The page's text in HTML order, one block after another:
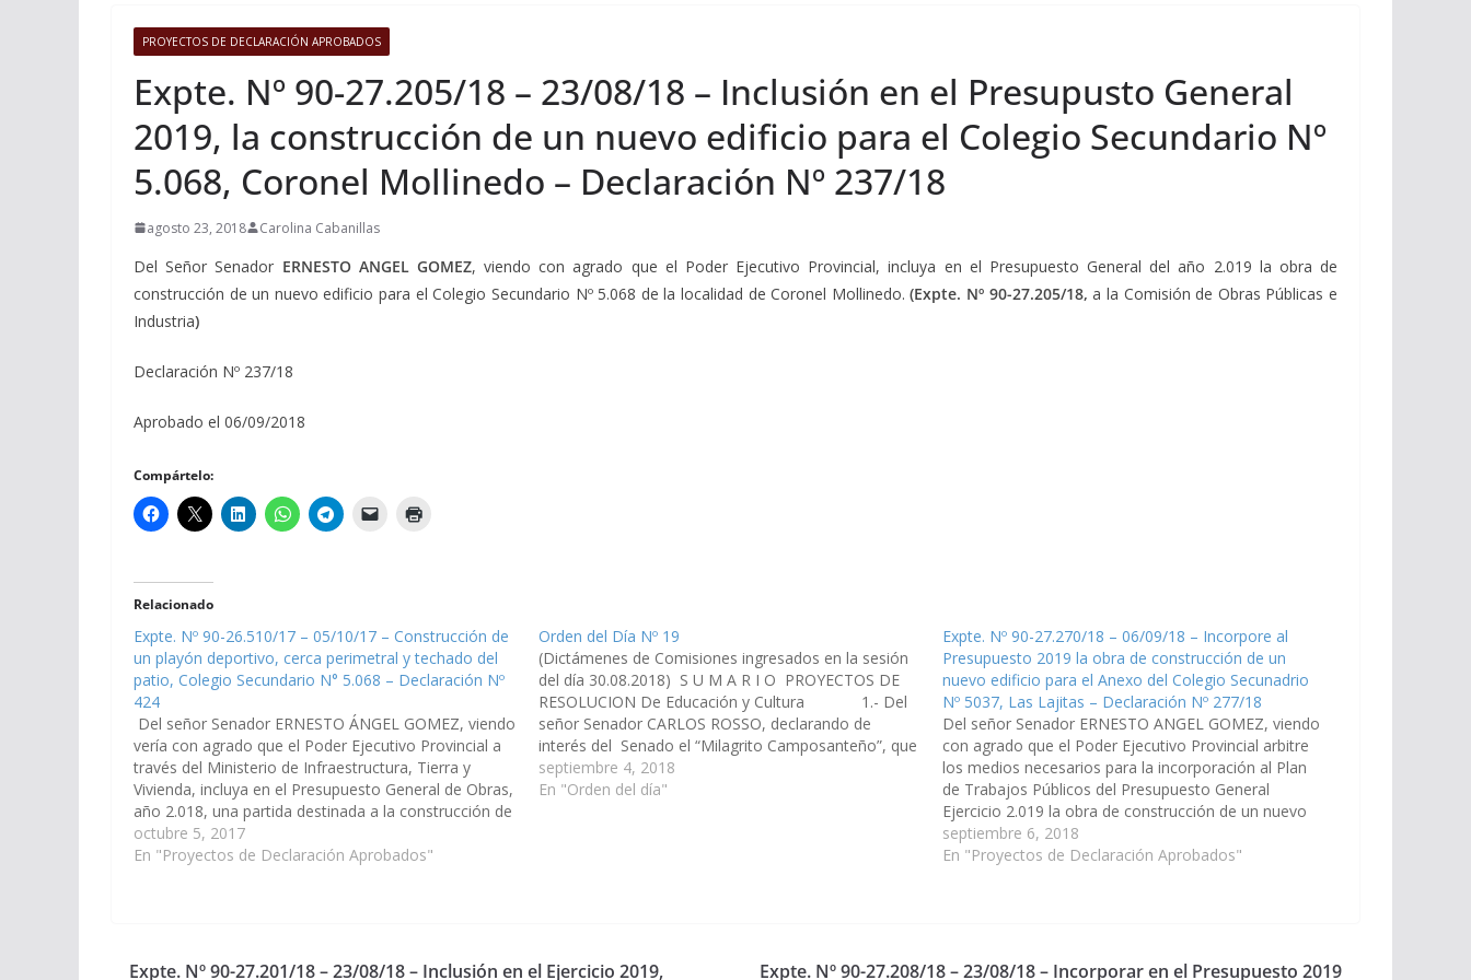
PROYECTOS DE DECLARACIÓN APROBADOS
Expte. Nº 90-27.205/18 – 23/08/18 – Inclusión en el Presupusto General
2019, la construcción de un nuevo edificio para el Colegio Secundario Nº
5.068, Coronel Mollinedo – Declaración Nº 237/18
agosto 23, 2018 Carolina Cabanillas
Del Señor Senador ERNESTO ANGEL GOMEZ, viendo con agrado que el Poder Ejecutivo Provincial, incluya en el Presupuesto General del año 2.019 la obra de
construcción de un nuevo edificio para el Colegio Secundario Nº 5.068 de la localidad de Coronel Mollinedo. (Expte. Nº 90-27.205/18,a la Comisión de Obras Públicas e
Industria)
Declaración Nº 237/18
Aprobado el 06/09/2018
Compártelo:
Relacionado
Expte. Nº 90-26.510/17 – 05/10/17 – Construcción de
un playón deportivo, cerca perimetral y techado del
patio, Colegio Secundario N° 5.068 – Declaración Nº
424
Del señor Senador ERNESTO ÁNGEL GOMEZ, viendo
vería con agrado que el Poder Ejecutivo Provincial a
través del Ministerio de Infraestructura, Tierra y
Vivienda, incluya en el Presupuesto General de Obras,
año 2.018, una partida destinada a la construcción de
un playón deportivo, cerca perimetral y techado del
patio que…
octubre 5, 2017
En "Proyectos de Declaración Aprobados"
Orden del Día Nº 19
(Dictámenes de Comisiones ingresados en la sesión
del día 30.08.2018) S U M A R I O PROYECTOS DE
RESOLUCION De Educación y Cultura 1.- Del
señor Senador CARLOS ROSSO, declarando de
interés del Senado el “Milagrito Camposanteño”, que
se llevarán a cabo el 23 de septiembre del corriente…
septiembre 4, 2018
En "Orden del día"
Expte. Nº 90-27.270/18 – 06/09/18 – Incorpore al
Presupuesto 2019 la obra de construcción de un
nuevo edificio para el Anexo del Colegio Secunadrio
Nº 5037, Las Lajitas – Declaración Nº 277/18
Del señor Senador ERNESTO ANGEL GOMEZ, viendo
con agrado que el Poder Ejecutivo Provincial arbitre
los medios necesarios para la incorporación al Plan
de Trabajos Públicos del Presupuesto General
Ejercicio 2.019 la obra de construcción de un nuevo
edificio para el Anexo Colegio Secundario Nº 5.037
municipio Las Lajitas. (Expte. Nº 90-27.270/18,…
septiembre 6, 2018
En "Proyectos de Declaración Aprobados"
Expte. Nº 90-27.201/18 – 23/08/18 – Inclusión en el Ejercicio 2019, Expte. Nº 90-27.208/18 – 23/08/18 – Incorporar en el Presupuesto 2019